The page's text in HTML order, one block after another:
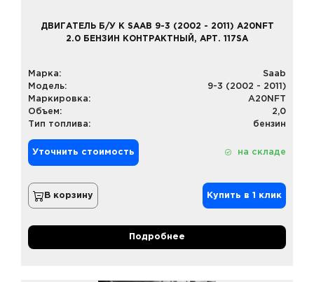
ДВИГАТЕЛЬ Б/У К SAAB 9-3 (2002 - 2011) A20NFT
2.0 БЕНЗИН КОНТРАКТНЫЙ, АРТ. 117SA
Марка:
Saab
Модель:
9-3 (2002 - 2011)
Маркировка:
A20NFT
Объем:
2,0
Тип топлива:
бензин
Уточнить стоимость на складе
В корзину Купить в 1 клик
Подробнее